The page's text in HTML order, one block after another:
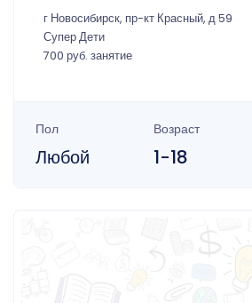
г Новосибирск, пр-кт Красный, д 59
Супер Дети
700 руб. занятие
Пол
Любой
Возраст
1-18